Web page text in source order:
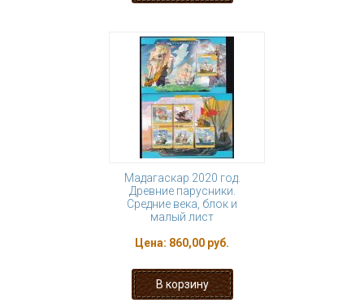
Мадагаскар 2020 год.
Древние парусники.
Средние века, блок и
малый лист
Цена: 860,00 руб.